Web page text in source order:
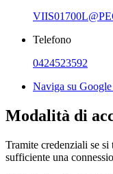
Telefono
0424523592
Naviga su
Modalità di
Tramite credenziali se
sufficiente una